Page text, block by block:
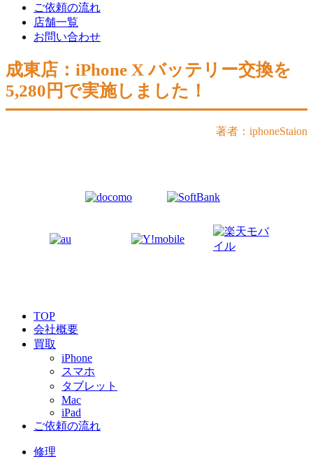
ご依頼の流れ
店舗一覧
お問い合わせ
成東店：iPhone X バッテリー交換を
5,280円で実施しました！
著者：iphoneStaion
TOP
会社概要
買取
iPhone
スマホ
タブレット
Mac
iPad
ご依頼の流れ
修理